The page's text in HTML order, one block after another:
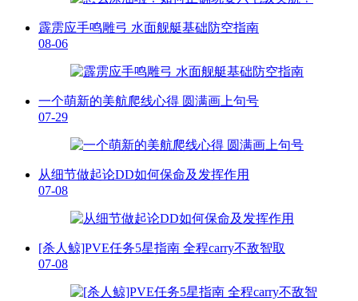
霹雳应手鸣雕弓 水面舰艇基础防空指南
08-06
一个萌新的美航爬线心得 圆满画上句号
07-29
从细节做起论DD如何保命及发挥作用
07-08
[杀人鲸]PVE任务5星指南 全程carry不敌智取
07-08